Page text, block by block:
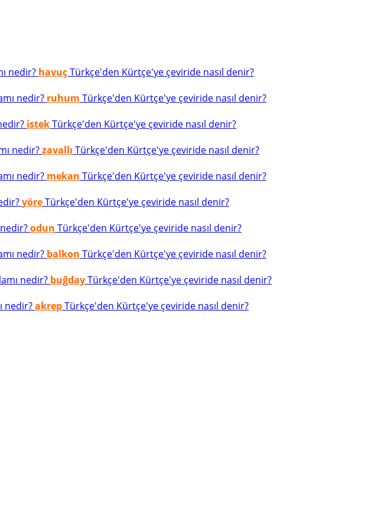
nedir? havuçTürkçe'den Kürtçe'ye çeviride nasıl denir?
nedir? ruhum Türkçe'den Kürtçe'ye çeviride nasıl denir?
istekTürkçe'den Kürtçe'ye çeviride nasıl denir?
nedir?zavallı Türkçe'den Kürtçe'ye çeviride nasıl denir?
nedir? mekan Türkçe'den Kürtçe'ye çeviride nasıl denir?
yöreTürkçe'den Kürtçe'ye çeviride nasıl denir?
odun Türkçe'den Kürtçe'ye çeviride nasıl denir?
nedir? balkon Türkçe'den Kürtçe'ye çeviride nasıl denir?
nedir? buğdayTürkçe'den Kürtçe'ye çeviride nasıl denir?
nedir?akrepTürkçe'den Kürtçe'ye çeviride nasıl denir?